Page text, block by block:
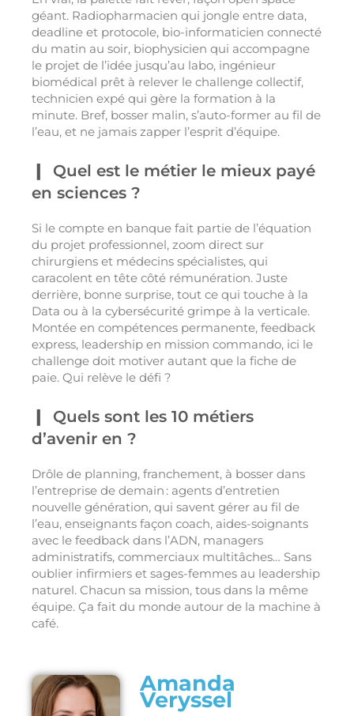
géant. Radiopharmacien qui jongle entre data,
deadline et protocole, bio-informaticien connecté
du matin au soir, biophysicien qui accompagne
le projet de l’idée jusqu’au labo, ingénieur
biomédical prêt à relever le challenge collectif,
technicien expé qui gère la formation à la
minute. Bref, bosser malin, s’auto-former au fil de
l’eau, et ne jamais zapper l’esprit d’équipe.
Quel est le métier le mieux payé
en sciences ?
Si le compte en banque fait partie de l’équation
du projet professionnel, zoom direct sur
chirurgiens et médecins spécialistes, qui
caracolent en tête côté rémunération. Juste
derrière, bonne surprise, tout ce qui touche à la
Data ou à la cybersécurité grimpe à la verticale.
Montée en compétences permanente, feedback
express, leadership en mission commando, ici le
challenge doit motiver autant que la fiche de
paie. Qui relève le défi ?
Quels sont les 10 métiers
d’avenir en ?
Drôle de planning, franchement, à bosser dans
l’entreprise de demain : agents d’entretien
nouvelle génération, qui savent gérer au fil de
l’eau, enseignants façon coach, aides-soignants
avec le feedback dans l’ADN, managers
administratifs, commerciaux multitâches… Sans
oublier infirmiers et sages-femmes au leadership
naturel. Chacun sa mission, tous dans la même
équipe. Ça fait du monde autour de la machine à
café.
Amanda
Veryssel